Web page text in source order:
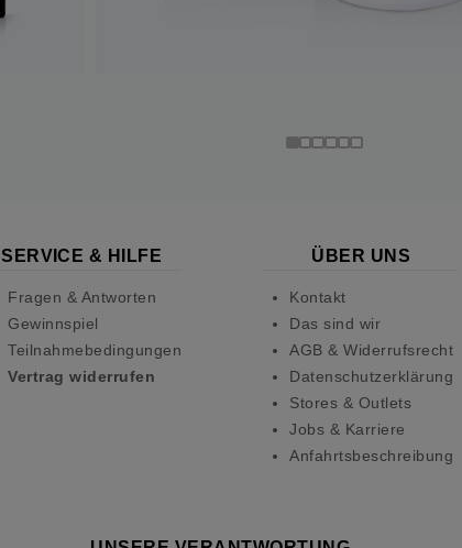
SERVICE & HILFE
Fragen & Antworten
Gewinnspiel
Teilnahmebedingungen
Vertrag widerrufen
ÜBER UNS
Kontakt
Das sind wir
AGB & Widerrufsrecht
Datenschutzerklärung
Stores & Outlets
Jobs & Karriere
Anfahrtsbeschreibung